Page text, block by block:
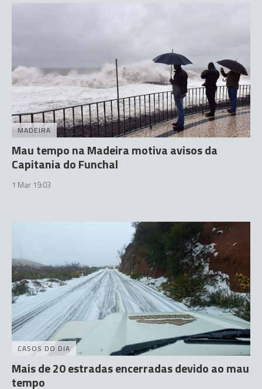
MADEIRA
Mau tempo na Madeira motiva avisos da
Capitania do Funchal
1 Mar 19:03
CASOS DO DIA
Mais de 20 estradas encerradas devido ao mau
tempo